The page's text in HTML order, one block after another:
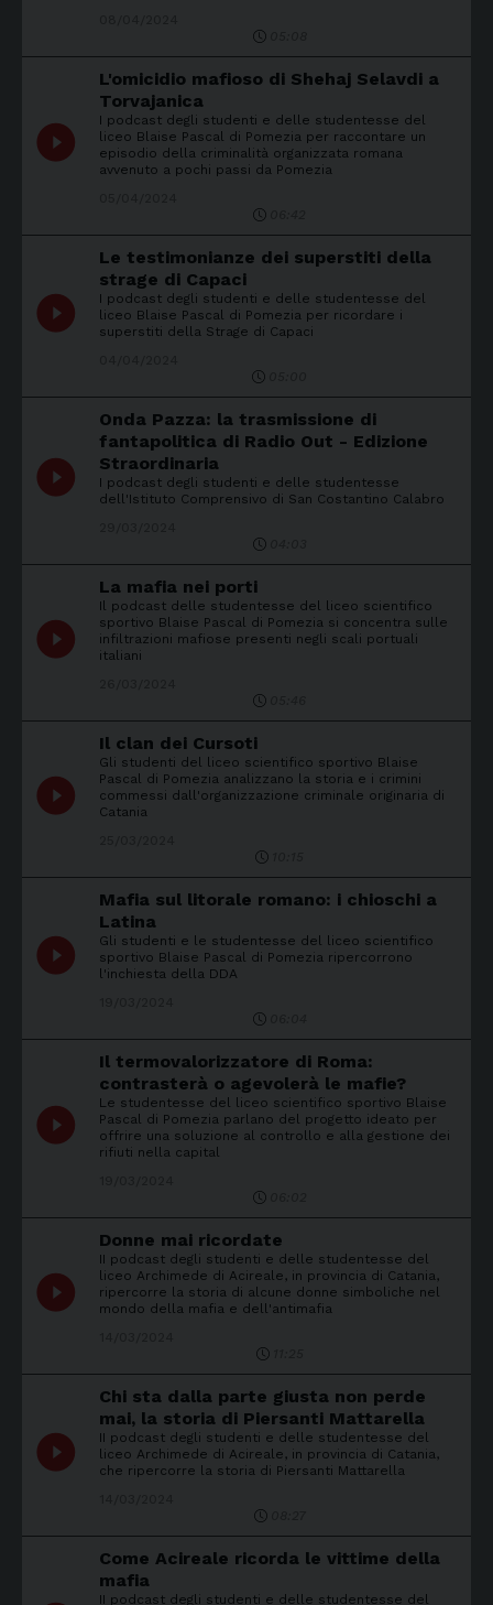
play_circle_filled
L'omicidio mafioso di Shehaj Selavdi a
Torvajanica
I podcast degli studenti e delle studentesse del
liceo Blaise Pascal di Pomezia per raccontare un
episodio della criminalità organizzata romana
avvenuto a pochi passi da Pomezia
play_circle_filled
Le testimonianze dei superstiti della
strage di Capaci
I podcast degli studenti e delle studentesse del
liceo Blaise Pascal di Pomezia per ricordare i
superstiti della Strage di Capaci
play_circle_filled
Onda Pazza: la trasmissione di
fantapolitica di Radio Out - Edizione
Straordinaria
I podcast degli studenti e delle studentesse
dell'Istituto Comprensivo di San Costantino Calabro
play_circle_filled
La mafia nei porti
Il podcast delle studentesse del liceo scientifico
sportivo Blaise Pascal di Pomezia si concentra sulle
infiltrazioni mafiose presenti negli scali portuali
italiani
play_circle_filled
Il clan dei Cursoti
Gli studenti del liceo scientifico sportivo Blaise
Pascal di Pomezia analizzano la storia e i crimini
commessi dall'organizzazione criminale originaria di
Catania
play_circle_filled
Mafia sul litorale romano: i chioschi a
Latina
Gli studenti e le studentesse del liceo scientifico
sportivo Blaise Pascal di Pomezia ripercorrono
l'inchiesta della DDA
play_circle_filled
Il termovalorizzatore di Roma:
contrasterà o agevolerà le mafie?
Le studentesse del liceo scientifico sportivo Blaise
Pascal di Pomezia parlano del progetto ideato per
offrire una soluzione al controllo e alla gestione dei
rifiuti nella capital
play_circle_filled
Donne mai ricordate
II podcast degli studenti e delle studentesse del
liceo Archimede di Acireale, in provincia di Catania,
ripercorre la storia di alcune donne simboliche nel
mondo della mafia e dell'antimafia
play_circle_filled
Chi sta dalla parte giusta non perde
mai, la storia di Piersanti Mattarella
II podcast degli studenti e delle studentesse del
liceo Archimede di Acireale, in provincia di Catania,
che ripercorre la storia di Piersanti Mattarella
Come Acireale ricorda le vittime della
mafia
II podcast degli studenti e delle studentesse del